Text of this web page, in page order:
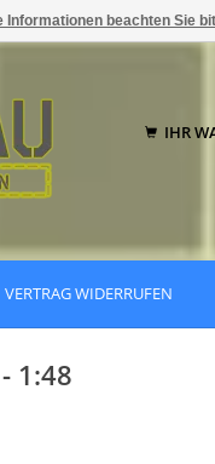
IHR
VERTRAG WIDERRUFEN
1:48
Informationen beachten Sie